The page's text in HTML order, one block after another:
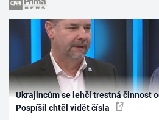
Ukrajincům se lehčí trestná činnost
Pospíšil chtěl vidět čísla